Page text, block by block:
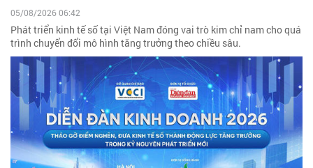
05/08/2026 06:42
Phát triển kinh tế số tại Việt Nam đóng vai trò kim chỉ nam cho quá
trình chuyển đổi mô hình tăng trưởng theo chiều sâu.